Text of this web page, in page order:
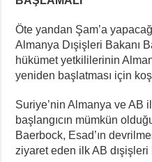
Öte yandan Şam’a
Almanya Dışişleri Bakanı
hükümet yetkililerinin
yeniden başlatması için
Suriye’nin Almanya ve AB
başlangıcın mümkün
Baerbock, Esad’ın
ziyaret eden ilk AB dışişleri